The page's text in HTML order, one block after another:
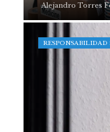
Alejandro Torres
RESPONSABILIDAD